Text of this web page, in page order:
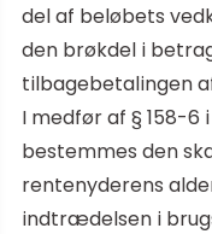
del af beløbets
den brøkdel i
tilbagebetalingen
I medfør af § 158-6
bestemmes den
rentenyderens
indtrædelsen i